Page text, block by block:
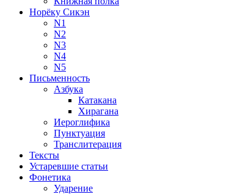
Норёку Сикэн
N1
N2
N3
N4
N5
Письменность
Азбука
Катакана
Хирагана
Иероглифика
Пунктуация
Транслитерация
Тексты
Устаревшие статьи
Фонетика
Ударение